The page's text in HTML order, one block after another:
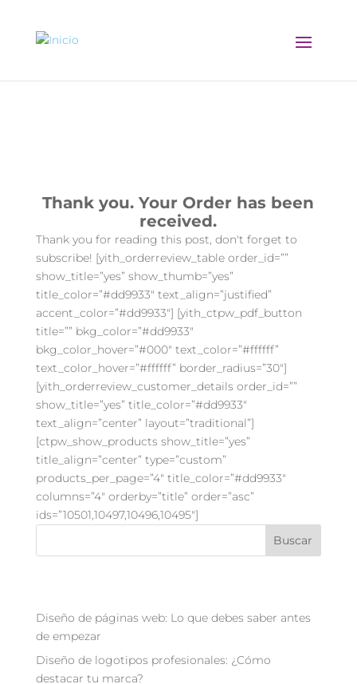
Thank you. Your Order has been
received.
Thank you for reading this post, don't forget to
subscribe! [yith_orderreview_table order_id=””
show_title=”yes” show_thumb=”yes”
title_color=”#dd9933″ text_align=”justified”
accent_color=”#dd9933″] [yith_ctpw_pdf_button
title=”” bkg_color=”#dd9933″
bkg_color_hover=”#000″ text_color=”#ffffff”
text_color_hover=”#ffffff” border_radius=”30″]
[yith_orderreview_customer_details order_id=””
show_title=”yes” title_color=”#dd9933″
text_align=”center” layout=”traditional”]
[ctpw_show_products show_title=”yes”
title_align=”center” type=”custom”
products_per_page=”4″ title_color=”#dd9933″
columns=”4″ orderby=”title” order=”asc”
ids=”10501,10497,10496,10495″]
Buscar
Diseño de páginas web: Lo que debes saber antes
de empezar
Diseño de logotipos profesionales: ¿Cómo
destacar tu marca?